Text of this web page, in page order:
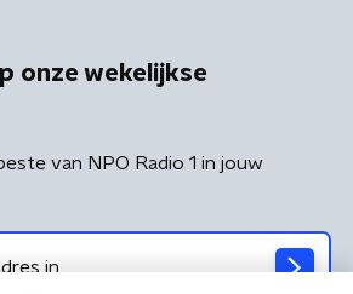
onze wekelijkse
van NPO Radio 1 in jouw